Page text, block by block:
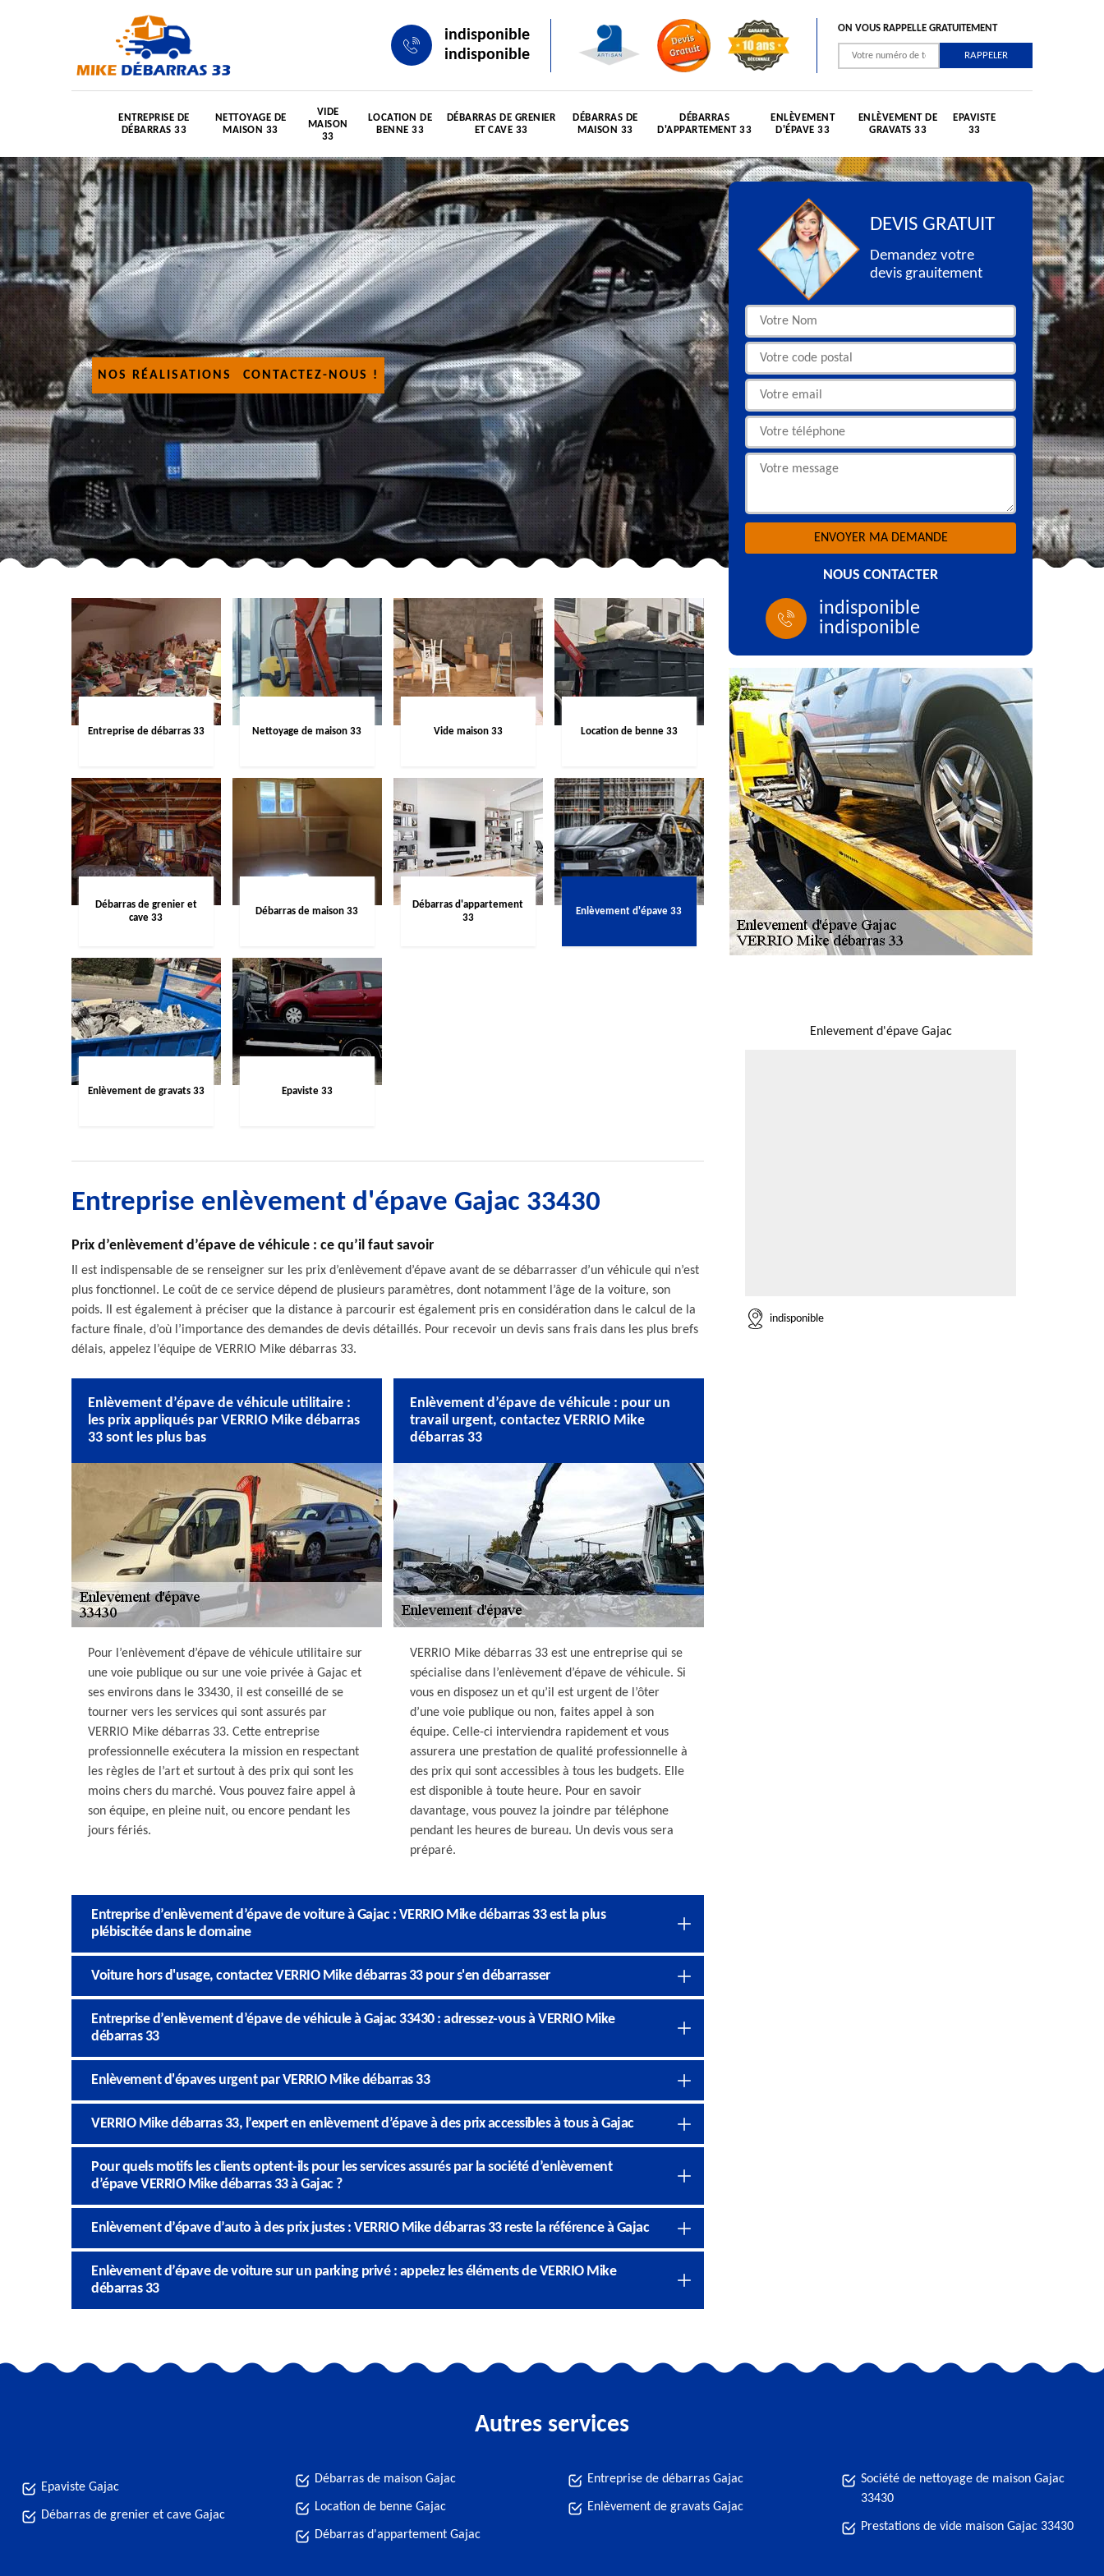
indisponible
indisponible
ON VOUS RAPPELLE GRATUITEMENT
ENTREPRISE DE
DÉBARRAS 33
NETTOYAGE DE
MAISON 33
VIDE
MAISON
33
LOCATION DE
BENNE 33
DÉBARRAS DE GRENIER
ET CAVE 33
DÉBARRAS DE
MAISON 33
DÉBARRAS
D'APPARTEMENT 33
ENLÈVEMENT
D'ÉPAVE 33
ENLÈVEMENT DE
GRAVATS 33
EPAVISTE
33
NOS RÉALISATIONS CONTACTEZ-NOUS !
Entreprise de débarras 33 Nettoyage de maison 33 Vide maison 33 Location de benne 33
Débarras de grenier et
cave 33
Débarras de maison 33
Débarras d'appartement
33
Enlèvement d'épave 33
Enlèvement de gravats 33 Epaviste 33
Entreprise enlèvement d'épave Gajac 33430
Prix d’enlèvement d’épave de véhicule : ce qu’il faut savoir
Il est indispensable de se renseigner sur les prix d’enlèvement d’épave avant de se débarrasser d’un véhicule qui n’est
plus fonctionnel. Le coût de ce service dépend de plusieurs paramètres, dont notamment l’âge de la voiture, son
poids. Il est également à préciser que la distance à parcourir est également pris en considération dans le calcul de la
facture finale, d’où l’importance des demandes de devis détaillés. Pour recevoir un devis sans frais dans les plus brefs
délais, appelez l’équipe de VERRIO Mike débarras 33.
Enlèvement d’épave de véhicule utilitaire :
les prix appliqués par VERRIO Mike débarras
33 sont les plus bas
Pour l’enlèvement d’épave de véhicule utilitaire sur
une voie publique ou sur une voie privée à Gajac et
ses environs dans le 33430, il est conseillé de se
tourner vers les services qui sont assurés par
VERRIO Mike débarras 33. Cette entreprise
professionnelle exécutera la mission en respectant
les règles de l’art et surtout à des prix qui sont les
moins chers du marché. Vous pouvez faire appel à
son équipe, en pleine nuit, ou encore pendant les
jours fériés.
Enlèvement d’épave de véhicule : pour un
travail urgent, contactez VERRIO Mike
débarras 33
VERRIO Mike débarras 33 est une entreprise qui se
spécialise dans l’enlèvement d’épave de véhicule. Si
vous en disposez un et qu’il est urgent de l’ôter
d’une voie publique ou non, faites appel à son
équipe. Celle-ci interviendra rapidement et vous
assurera une prestation de qualité professionnelle à
des prix qui sont accessibles à tous les budgets. Elle
est disponible à toute heure. Pour en savoir
davantage, vous pouvez la joindre par téléphone
pendant les heures de bureau. Un devis vous sera
préparé.
Entreprise d’enlèvement d’épave de voiture à Gajac : VERRIO Mike débarras 33 est la plus
plébiscitée dans le domaine
Voiture hors d'usage, contactez VERRIO Mike débarras 33 pour s'en débarrasser
Entreprise d’enlèvement d’épave de véhicule à Gajac 33430 : adressez-vous à VERRIO Mike
débarras 33
Enlèvement d'épaves urgent par VERRIO Mike débarras 33
VERRIO Mike débarras 33, l’expert en enlèvement d’épave à des prix accessibles à tous à Gajac
Pour quels motifs les clients optent-ils pour les services assurés par la société d’enlèvement
d’épave VERRIO Mike débarras 33 à Gajac ?
Enlèvement d’épave d’auto à des prix justes : VERRIO Mike débarras 33 reste la référence à Gajac
Enlèvement d’épave de voiture sur un parking privé : appelez les éléments de VERRIO Mike
débarras 33
DEVIS GRATUIT
Demandez votre
devis grauitement
NOUS CONTACTER
indisponible
indisponible
Enlevement d'épave Gajac
indisponible
Autres services
Epaviste Gajac
Débarras de grenier et cave Gajac
Débarras de maison Gajac
Location de benne Gajac
Débarras d'appartement Gajac
Entreprise de débarras Gajac
Enlèvement de gravats Gajac
Société de nettoyage de maison Gajac
33430
Prestations de vide maison Gajac 33430